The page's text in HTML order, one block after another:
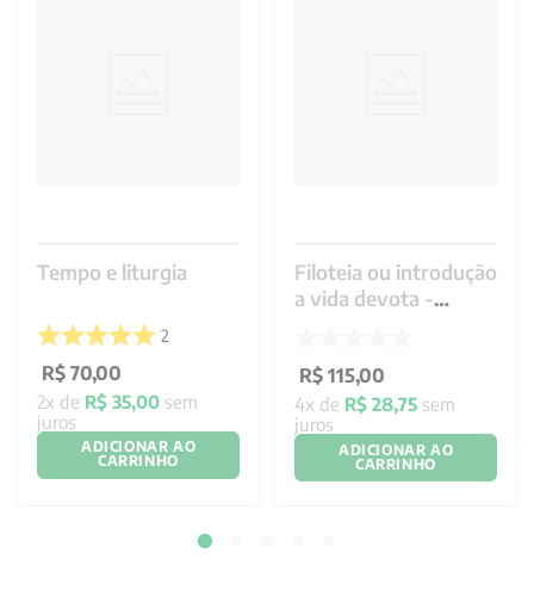
Tempo e liturgia
2
R$ 70,00
2x de R$ 35,00 sem
juros
ADICIONAR AO
CARRINHO
Filoteia ou introdução
a vida devota -
R$ 115,00
4x de R$ 28,75 sem
juros
ADICIONAR AO
CARRINHO